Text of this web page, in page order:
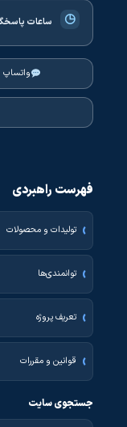
◷ ساعات
واتساپ
فهرست راهبردی
تولیدات و محصولات
توانمندی‌ها
تعریف پروژه
قوانین و مقررات
جستجوی سایت